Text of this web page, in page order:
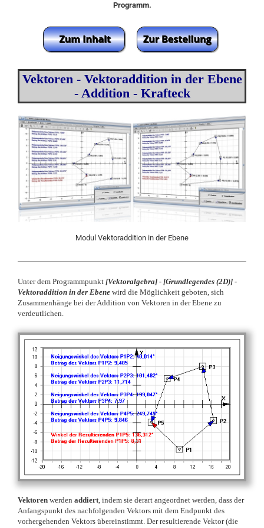
Programm.
Vektoren - Vektoraddition in der Ebene
- Addition - Krafteck
Modul Vektoraddition in der Ebene
Unter dem Programmpunkt [Vektoralgebra] - [Grundlegendes (2D)] -
Vektoraddition in der Ebene wird die Möglichkeit geboten, sich
Zusammenhänge bei der Addition von Vektoren in der Ebene zu
verdeutlichen.
Vektoren werden addiert, indem sie derart angeordnet werden, dass der
Anfangspunkt des nachfolgenden Vektors mit dem Endpunkt des
vorhergehenden Vektors übereinstimmt. Der resultierende Vektor (die